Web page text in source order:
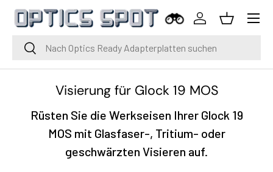
Zum Inhalt springen
SucheSuche
Einloggen
Korb
Menü
Visierung für Glock 19 MOS
Rüsten Sie die Werkseisen Ihrer Glock 19
MOS mit Glasfaser-, Tritium- oder
geschwärzten Visieren auf.